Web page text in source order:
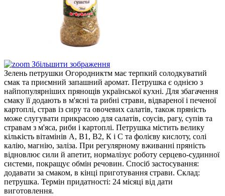
Збільшити зображення
Зелень петрушки Огородниктм має терпкий солодкуватий
смак та приємний запашний аромат. Петрушка є однією з
найпопулярніших прянощів української кухні. Для збагачення
смаку її додають в м'ясні та рибні страви, відвареної і печеної
картоплі, страв із сиру та овочевих салатів, також пряність
може слугувати прикрасою для салатів, соусів, рагу, супів та
стравам з м'яса, риби і картоплі. Петрушка містить велику
кількість вітамінів А, В1, В2, К і С та фолієву кислоту, солі
калію, магнію, заліза. При регулярному вживанні пряність
відновлює сили й апетит, нормалізує роботу серцево-судинної
системи, покращує обмін речовин. Спосіб застосування:
додавати за смаком, в кінці приготування страви. Склад:
петрушка. Термін придатності: 24 місяці від дати
виготовлення.